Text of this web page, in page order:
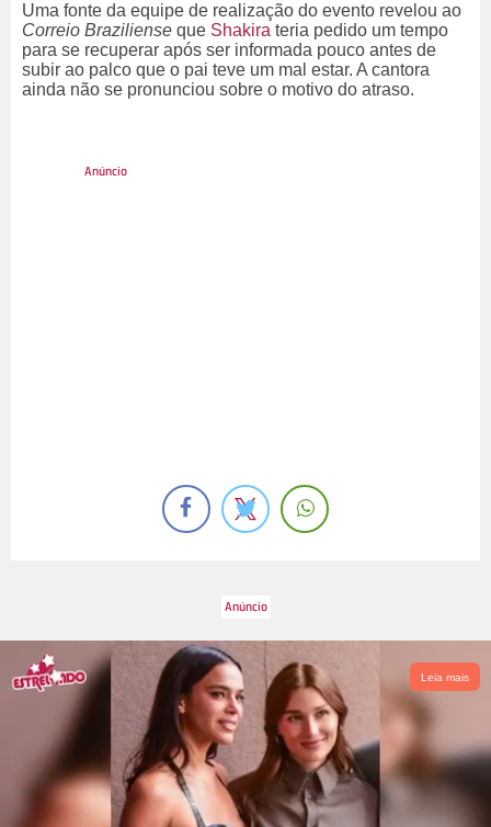
Uma fonte da equipe de realização do evento revelou ao
Correio Braziliense que Shakira teria pedido um tempo
para se recuperar após ser informada pouco antes de
subir ao palco que o pai teve um mal estar. A cantora
ainda não se pronunciou sobre o motivo do atraso.
Leia mais